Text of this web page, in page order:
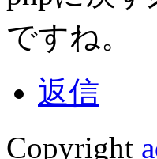
ですね。
返信
Copyright